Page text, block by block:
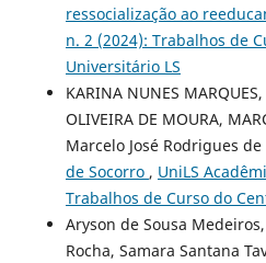
ressocialização ao
n. 2 (2024): Trabalhos de
Universitário LS
KARINA NUNES
OLIVEIRA DE MOURA,
Marcelo José Rodrigues
de Socorro , UniLS
Trabalhos de Curso do
Aryson de Sousa
Rocha, Samara Santana